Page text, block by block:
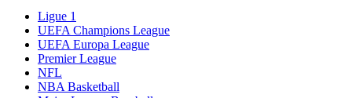
Ligue 1
UEFA Champions League
UEFA Europa League
Premier League
NFL
NBA Basketball